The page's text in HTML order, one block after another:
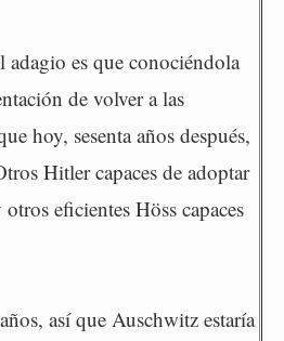
adagio es que conociéndola
de volver a las
hoy, sesenta años después,
Hitler capaces de adoptar
eficientes Höss capaces
así que Auschwitz estaría